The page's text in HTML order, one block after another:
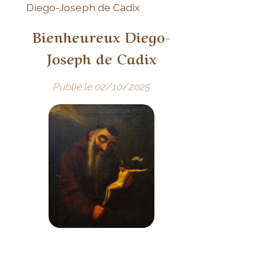
Diego-Joseph de Cadix
Bienheureux Diego-
Joseph de Cadix
Publié le 02/10/2025